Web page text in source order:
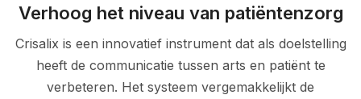
Verhoog het niveau van patiëntenzorg
Crisalix is een innovatief instrument dat als doelstelling
heeft de communicatie tussen arts en patiënt te
verbeteren. Het systeem vergemakkelijkt de